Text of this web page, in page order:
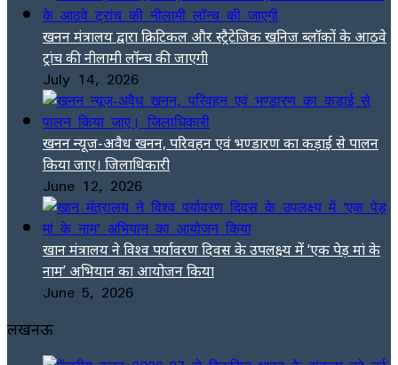
खनन मंत्रालय द्वारा क्रिटिकल और स्ट्रैटेजिक खनिज ब्लॉकों के आठवे
ट्रांच की नीलामी लॉन्च की जाएगी
July 14, 2026
खनन न्यूज-अवैध खनन, परिवहन एवं भण्डारण का कड़ाई से पालन
किया जाए। जिलाधिकारी
June 12, 2026
खान मंत्रालय ने विश्व पर्यावरण दिवस के उपलक्ष्य में ‘एक पेड़ मां के
नाम’ अभियान का आयोजन किया
June 5, 2026
लखनऊ